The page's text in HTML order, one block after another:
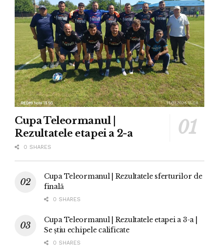
Cupa Teleormanul |
Rezultatele etapei a 2-a
0 SHARES
Cupa Teleormanul | Rezultatele sferturilor de
finală
0 SHARES
Cupa Teleormanul | Rezultatele etapei a 3-a |
Se știu echipele calificate
0 SHARES